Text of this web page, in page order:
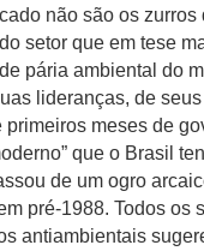
não são os zurros
setor que em tese
pária ambiental do
lideranças, de
meses de
que o Brasil
de um ogro
pré-1988. Todos os
antiambientais